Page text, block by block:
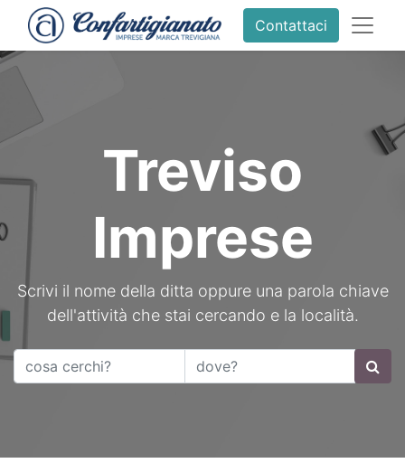
Contattaci
Treviso
Imprese
Scrivi il nome della ditta oppure una parola chiave
dell'attività che stai cercando e la località.